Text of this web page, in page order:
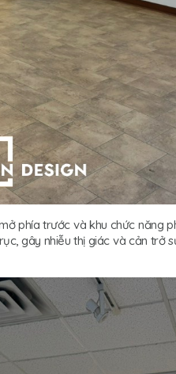
phía trước và khu chức năng
gây nhiễu thị giác và cản trở